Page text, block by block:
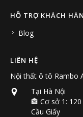
HỖ TRỢ KHÁCH
Blog
LIÊN HỆ
Nội thất ô tô Rambo
Tại Hà Nội
🏤 Cơ sở 1:
Cầu Giấy